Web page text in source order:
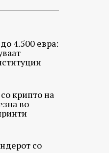
4.500 евра:
крипто на
во
со